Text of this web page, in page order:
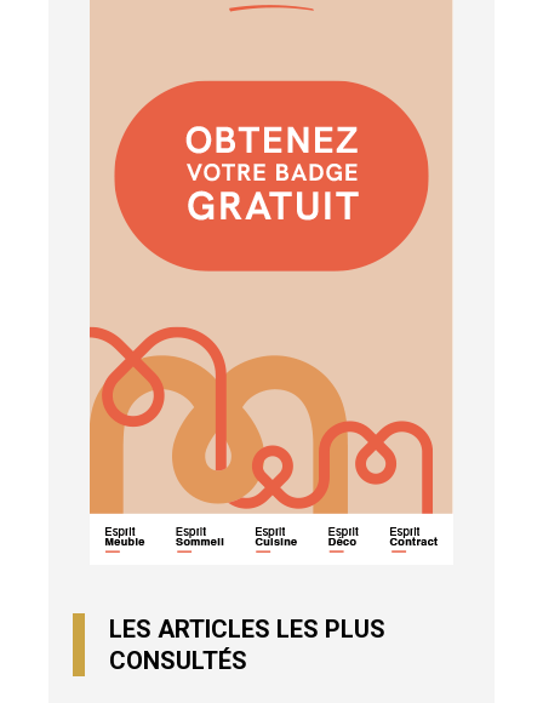
LES ARTICLES LES PLUS
CONSULTÉS